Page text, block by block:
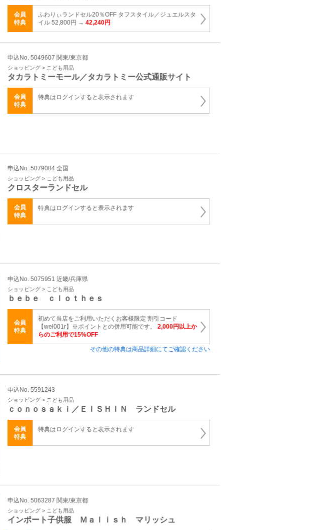
会員
特典
ふわりぃランドセル20％OFF タフスタイル／ジュエルスタ
イル 52,800円 → 42,240円
申込No. 5049607 関東/東京都
ショッピング > こども用品
タカラトミーモール／タカラトミー公式通販サイト
会員
特典
特典はログインすると表示されます
申込No. 5079084 全国
ショッピング > こども用品
クロスターランドセル
会員
特典
特典はログインすると表示されます
申込No. 5075951 近畿/兵庫県
ショッピング > こども用品
ｂｅｂｅ ｃｌｏｔｈｅｓ
会員
特典
初めて当店をご利用いただくお客様限定 割引コード
【wel001r】※ポイントとの併用可能です。 2,000円以上か
らのご利用で15%OFF
その他の特典は商品詳細にてご確認ください
申込No. 5591243
ショッピング > こども用品
ｃｏｎｏｓａｋｉ／ＥＩＳＨＩＮ ランドセル
会員
特典
特典はログインすると表示されます
申込No. 5063287 関東/東京都
ショッピング > こども用品
インポート子供服 Ｍａｌｉｓｈ マリッシュ